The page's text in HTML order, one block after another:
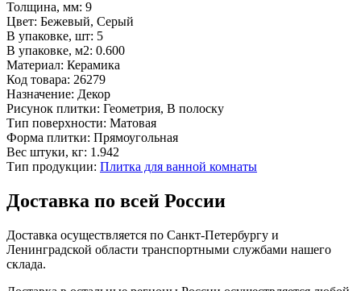
Толщина, мм: 9
Цвет: Бежевый, Серый
В упаковке, шт: 5
В упаковке, м2: 0.600
Материал: Керамика
Код товара: 26279
Назначение: Декор
Рисунок плитки: Геометрия, В полоску
Тип поверхности: Матовая
Форма плитки: Прямоугольная
Вес штуки, кг: 1.942
Тип продукции: Плитка для ванной комнаты
Доставка по всей России
Доставка осуществляется по Санкт-Петербургу и
Ленинградской области транспортными службами нашего
склада.